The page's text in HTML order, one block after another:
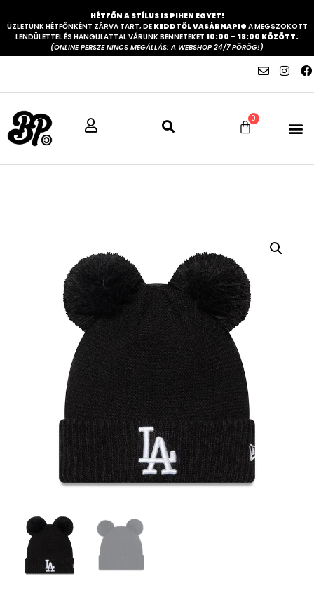
HÉTFŐN A STÍLUS IS PIHEN EGYET!
ÜZLETÜNK HÉTFŐNKÉNT ZÁRVA TART, DE KEDDTŐL VASÁRNAPIG A MEGSZOKOTT
LENDÜLETTEL ÉS HANGULATTAL VÁRUNK BENNETEKET 10:00 – 18:00 KÖZÖTT.
(ONLINE PERSZE NINCS MEGÁLLÁS: A WEBSHOP 24/7 PÖRÖG!)
0